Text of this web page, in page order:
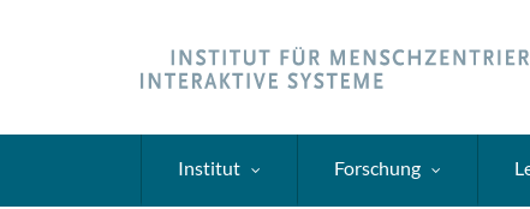
Institut Forschung